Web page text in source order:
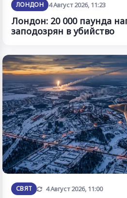
ЛОНДОН 4 Август 2026, 11:23
Лондон: 20 000 паунда
заподозрян в убийство
СВЯТ Обновена
4 Август 2026, 11:00